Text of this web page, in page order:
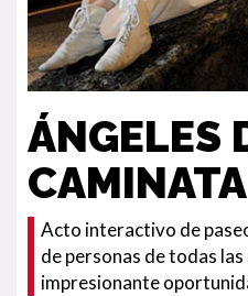
ÁNGELES
Acto interactivo de
de personas de todas
impresionante